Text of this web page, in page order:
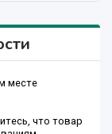
месте
что товар